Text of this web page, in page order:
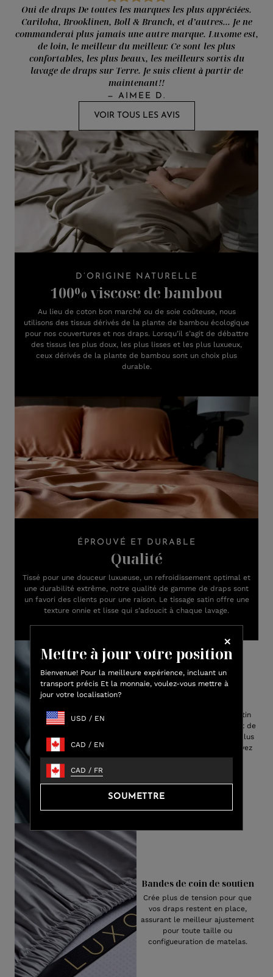
Mettre à jour votre position
Bienvenue! Pour la meilleure expérience, incluant un
transport précis Et la monnaie, voulez-vous mettre à
jour votre localisation?
USD / EN
CAD / EN
CAD / FR
SOUMETTRE
Oui de draps De toutes les marques les plus appréciées.
Cariloha, Brooklinen, Boll & Branch, et d’autres... Je ne
commanderai plus jamais une autre marque. Luxome est,
de loin, le meilleur du meilleur. Ce sont les plus
confortables, les plus beaux, les meilleurs sortis du
lavage de draps sur Terre. Je suis client à partir de
maintenant!!
— AIMEE D.
VOIR TOUS LES AVIS
D’ORIGINE NATURELLE
100% viscose de bambou
Au lieu de coton bon marché ou de soie coûteuse, nous
utilisons des tissus dérivés de la plante de bambou écologique
pour nos couvertures et nos draps. Lorsqu’il s’agit de débattre
des tissus les plus doux, les plus lisses et les plus luxueux,
ceux dérivés de la plante de bambou sont un choix plus
durable.
ÉPROUVÉ ET DURABLE
Qualité
Tissé pour une douceur luxueuse, un refroidissement optimal et
une durabilité extrême, notre qualité de gamme de draps sont
un favori des clients pour une raison. Le tissage satin offre une
texture onnie et lisse qui s’adoucit à chaque lavage.
Notre tissage luxueux en satin
combiné à notre viscose haut de
gamme en bambou crée la plus
douce de draps que vous avez
déjà vécu.
Bandes de coin de soutien
Crée plus de tension pour que
vos draps restent en place,
assurant le meilleur ajustement
pour toute taille ou
configueuration de matelas.